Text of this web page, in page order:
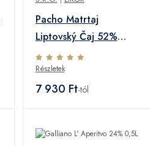
Pacho Matrtaj
Liptovský Čaj 52%
0,7L
Részletek
7 930 Ft-tól